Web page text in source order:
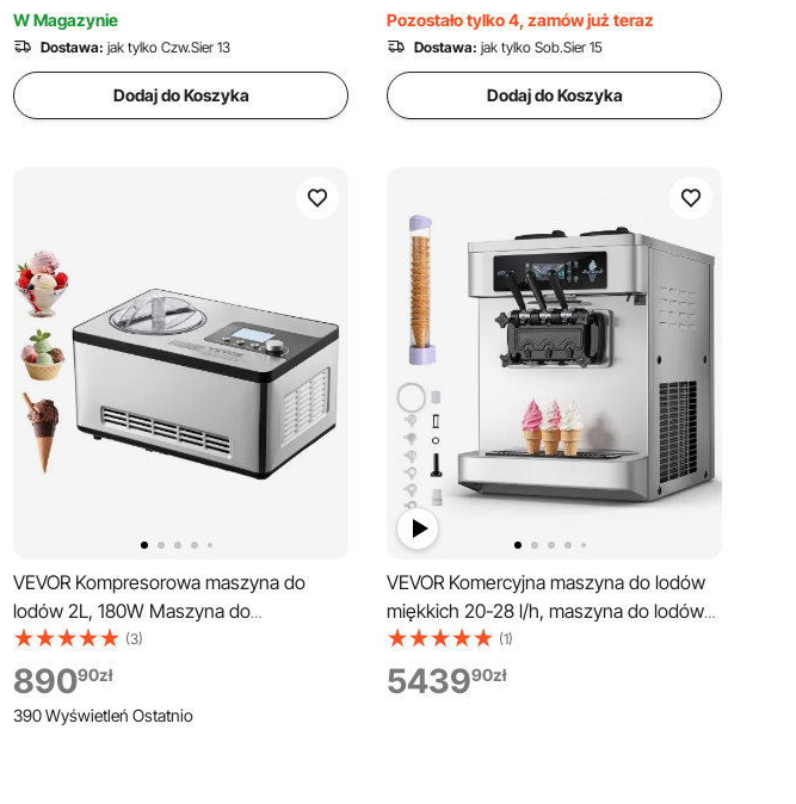
W Magazynie
Dostawa: jak tylko Czw.Sier 13
Dodaj do Koszyka
poziomie mieszanki
Pozostało tylko 4, zamów już teraz
Dostawa: jak tylko Sob.Sier 15
Dodaj do Koszyka
VEVOR Kompresorowa maszyna do
lodów 2L, 180W Maszyna do
mrożonego jogurtu Maszyna do lodów
3 tryby Maszyna do jogurtu Domowa,
przenośna maszyna do lodów Sorbet
Gelato Cicha Srebrna Elektryczna
(3)
89090zł
390 Wyświetleń Ostatnio
VEVOR Komercyjna maszyna do lodów
miękkich 20-28 l/h, maszyna do lodów
2200 W, komercyjna maszyna do lodów
z 3 smakami i 2 pojemnikami o
pojemności 6 litrów, funkcją wstępnego
(1)
543990zł